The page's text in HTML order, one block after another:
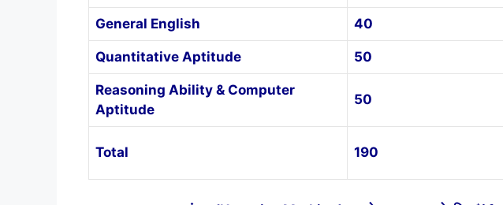
General English 40
Quantitative Aptitude 50
Reasoning Ability & Computer
Aptitude
50
Total 190